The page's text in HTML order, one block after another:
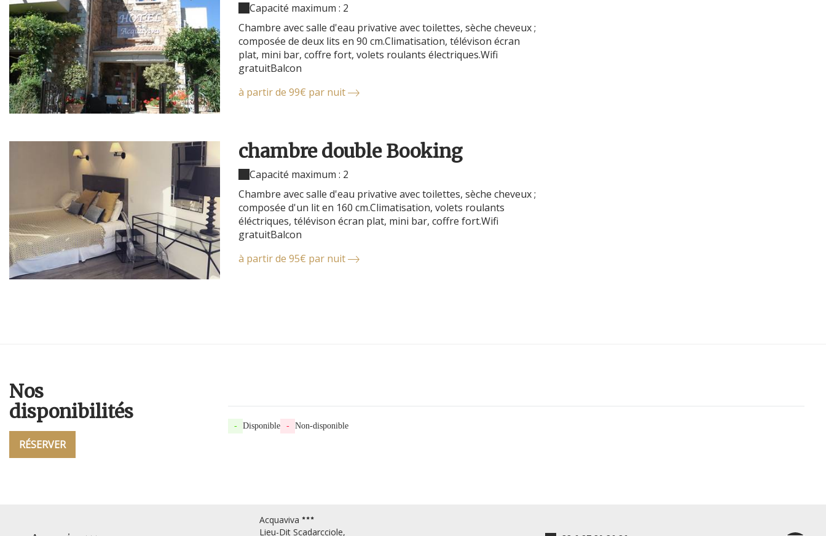
Capacité maximum : 2
Chambre avec salle d'eau privative avec toilettes, sèche cheveux ;
composée de deux lits en 90 cm.Climatisation, télévison écran
plat, mini bar, coffre fort, volets roulants électriques.Wifi
gratuitBalcon
à partir de 99€ par nuit
chambre double Booking
Capacité maximum : 2
Chambre avec salle d'eau privative avec toilettes, sèche cheveux ;
composée d'un lit en 160 cm.Climatisation, volets roulants
éléctriques, télévison écran plat, mini bar, coffre fort.Wifi
gratuitBalcon
à partir de 95€ par nuit
Nos
disponibilités
RÉSERVER
- Disponible - Non-disponible
Acquaviva
Lieu-Dit Scadarcciole,